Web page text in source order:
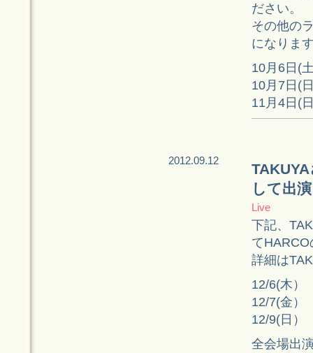
ださい。
その他の
になりま
10月6日(
10月7日(
11月4日(
2012.09.12
して出演
Live
下記、
て
詳細は
12/6(木）
12/7(金）
12/9(日）
全会場出